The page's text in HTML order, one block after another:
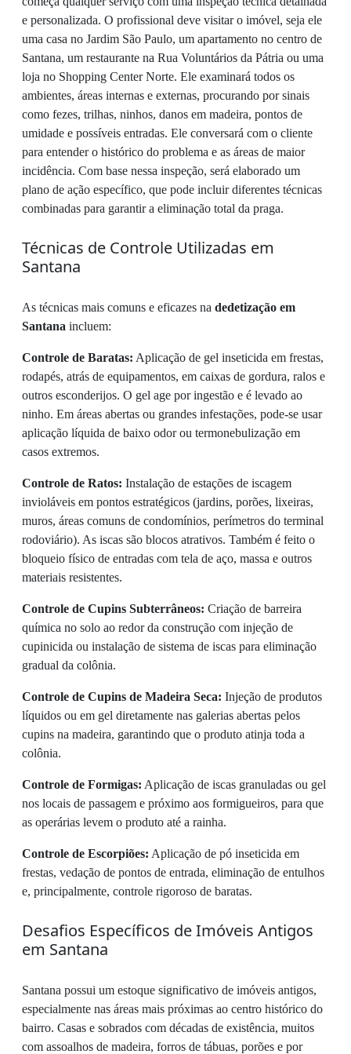
e personalizada. O profissional deve visitar o imóvel, seja ele
uma casa no Jardim São Paulo, um apartamento no centro de
Santana, um restaurante na Rua Voluntários da Pátria ou uma
loja no Shopping Center Norte. Ele examinará todos os
ambientes, áreas internas e externas, procurando por sinais
como fezes, trilhas, ninhos, danos em madeira, pontos de
umidade e possíveis entradas. Ele conversará com o cliente
para entender o histórico do problema e as áreas de maior
incidência. Com base nessa inspeção, será elaborado um
plano de ação específico, que pode incluir diferentes técnicas
combinadas para garantir a eliminação total da praga.
Técnicas de Controle Utilizadas em
Santana
As técnicas mais comuns e eficazes na dedetização em
Santana incluem:
Controle de Baratas: Aplicação de gel inseticida em frestas,
rodapés, atrás de equipamentos, em caixas de gordura, ralos e
outros esconderijos. O gel age por ingestão e é levado ao
ninho. Em áreas abertas ou grandes infestações, pode-se usar
aplicação líquida de baixo odor ou termonebulização em
casos extremos.
Controle de Ratos: Instalação de estações de iscagem
invioláveis em pontos estratégicos (jardins, porões, lixeiras,
muros, áreas comuns de condomínios, perímetros do terminal
rodoviário). As iscas são blocos atrativos. Também é feito o
bloqueio físico de entradas com tela de aço, massa e outros
materiais resistentes.
Controle de Cupins Subterrâneos: Criação de barreira
química no solo ao redor da construção com injeção de
cupinicida ou instalação de sistema de iscas para eliminação
gradual da colônia.
Controle de Cupins de Madeira Seca: Injeção de produtos
líquidos ou em gel diretamente nas galerias abertas pelos
cupins na madeira, garantindo que o produto atinja toda a
colônia.
Controle de Formigas: Aplicação de iscas granuladas ou gel
nos locais de passagem e próximo aos formigueiros, para que
as operárias levem o produto até a rainha.
Controle de Escorpiões: Aplicação de pó inseticida em
frestas, vedação de pontos de entrada, eliminação de entulhos
e, principalmente, controle rigoroso de baratas.
Desafios Específicos de Imóveis Antigos
em Santana
Santana possui um estoque significativo de imóveis antigos,
especialmente nas áreas mais próximas ao centro histórico do
bairro. Casas e sobrados com décadas de existência, muitos
com assoalhos de madeira, forros de tábuas, porões e por